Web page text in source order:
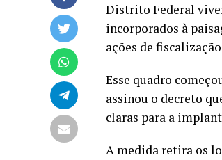
Distrito Federal
incorporados à
ações de
Esse quadro
assinou o decreto
claras para a
A medida retira os